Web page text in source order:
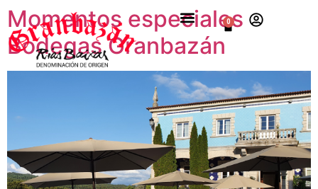
0
Momentos especiales
Bodegas Granbazán